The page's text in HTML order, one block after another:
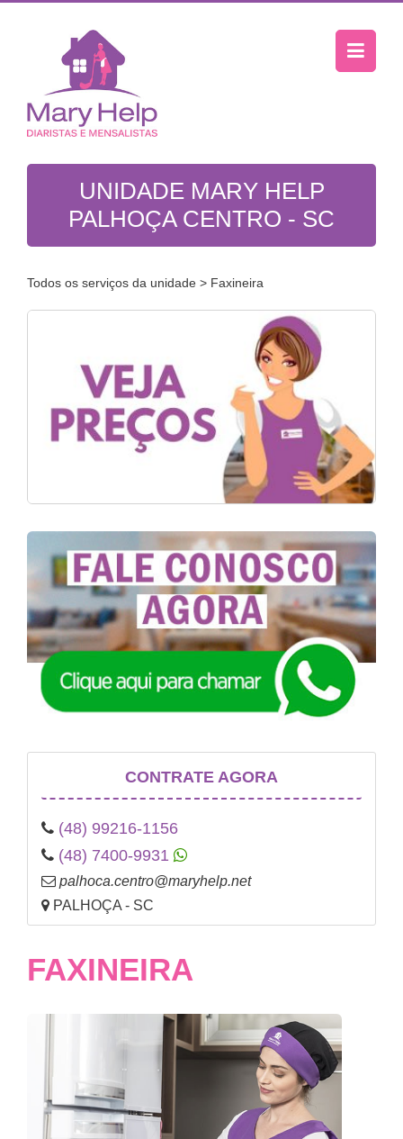
UNIDADE MARY HELP
PALHOÇA CENTRO - SC
Todos os serviços da unidade > Faxineira
CONTRATE AGORA
(48) 99216-1156
(48) 7400-9931
palhoca.centro@maryhelp.net
PALHOÇA - SC
FAXINEIRA